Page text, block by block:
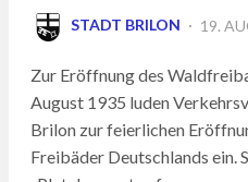
STADT BRILON 19.
Zur Eröffnung des
August 1935 luden
Brilon zur feierlichen
Freibäder Deutschlands ein.